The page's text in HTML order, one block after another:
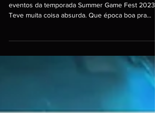
anúncio milagroso, nosso
Finalmente conseguimos gravar após os
Teve muita coisa absurda. Que época boa pra...